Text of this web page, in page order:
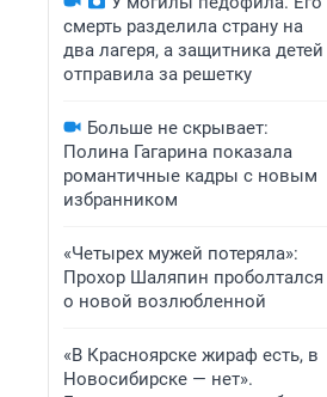
смерть разделила страну на
два лагеря, а защитника детей
отправила за решетку
Больше не скрывает:
Полина Гагарина показала
романтичные кадры с новым
избранником
«Четырех мужей потеряла»:
Прохор Шаляпин проболтался
о новой возлюбленной
«В Красноярске жираф есть, в
Новосибирске — нет».